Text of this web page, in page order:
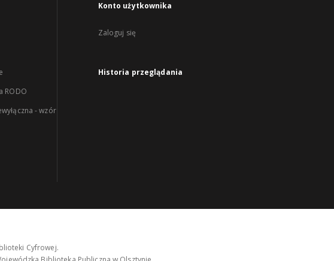
RODO
- wzór
Konto użytkownika
Zaloguj się
Historia przeglądania
Cyfrowej.